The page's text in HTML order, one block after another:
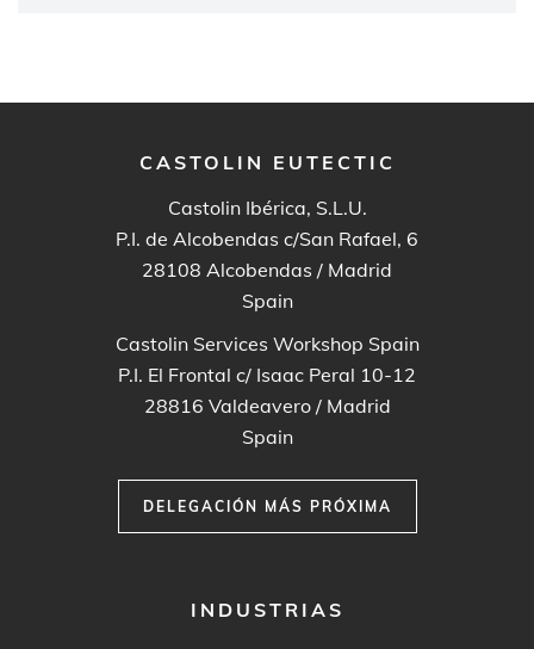
CASTOLIN EUTECTIC
Castolin Ibérica, S.L.U.
P.I. de Alcobendas c/San Rafael, 6
28108 Alcobendas / Madrid
Spain
Castolin Services Workshop Spain
P.I. El Frontal c/ Isaac Peral 10-12
28816 Valdeavero / Madrid
Spain
DELEGACIÓN MÁS PRÓXIMA
INDUSTRIAS